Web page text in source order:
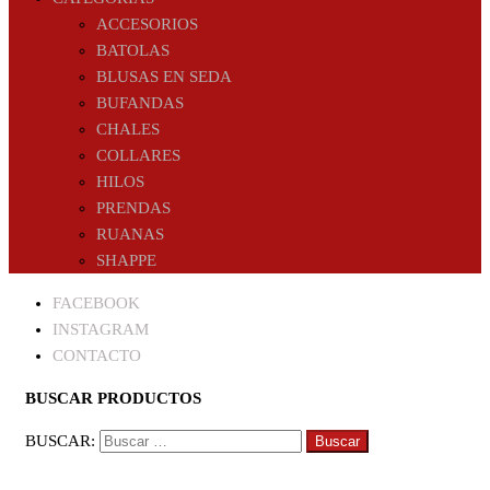
ACCESORIOS
BATOLAS
BLUSAS EN SEDA
BUFANDAS
CHALES
COLLARES
HILOS
PRENDAS
RUANAS
SHAPPE
FACEBOOK
INSTAGRAM
CONTACTO
BUSCAR PRODUCTOS
BUSCAR: